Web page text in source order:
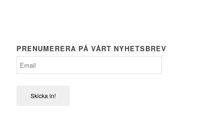
PRENUMERERA PÅ VÅRT NYHETSBREV
Skicka in!